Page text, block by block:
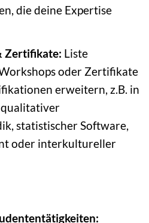
die deine Expertise
Zertifikate: Liste
oder Zertifikate
erweitern, z.B. in
statistischer Software,
oder interkultureller